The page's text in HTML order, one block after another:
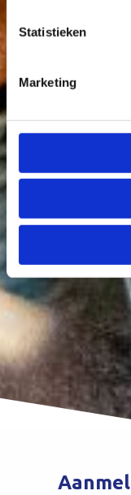
Statistieken
Marketing